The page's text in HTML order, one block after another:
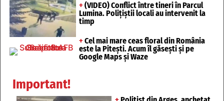
+ (VIDEO) Conflict între tineri în Parcul
Lumina. Polițiștii locali au intervenit la
timp
+ Cel mai mare ceas floral din România
este la Pitești. Acum îl găsești și pe
Google Maps și Waze
Important!